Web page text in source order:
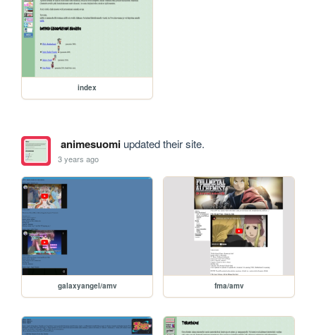
index
animesuomiupdated their site.
3 years ago
galaxyangel/amv fma/amv